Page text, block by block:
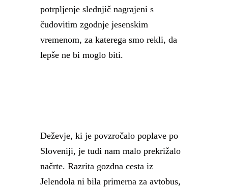
potrpljenje slednjič nagrajeni s
čudovitim zgodnje jesenskim
vremenom, za katerega smo rekli, da
lepše ne bi moglo biti.
Deževje, ki je povzročalo poplave po
Sloveniji, je tudi nam malo prekrižalo
načrte. Razrita gozdna cesta iz
Jelendola ni bila primerna za avtobus,